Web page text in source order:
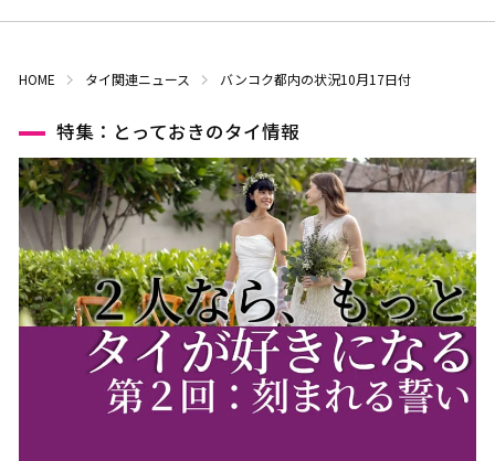
HOME タイ関連ニュース バンコク都内の状況10月17日付
特集：とっておきのタイ情報